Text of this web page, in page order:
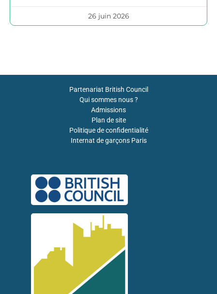
26 juin 2026
Partenariat British Council
Qui sommes nous ?
Admissions
Plan de site
Politique de confidentialité
Internat de garçons Paris